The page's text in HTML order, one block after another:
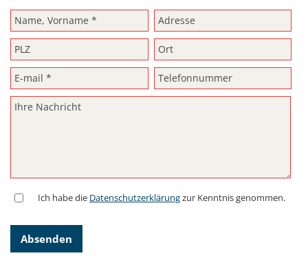
Ich habe die Datenschutzerklärungzur Kenntnis genommen.
Absenden